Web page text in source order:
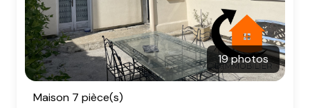
19 photos
Maison 7 pièce(s)